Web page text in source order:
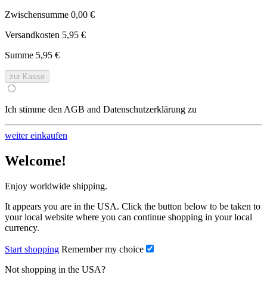
Zwischensumme 0,00 €
Versandkosten 5,95 €
Summe 5,95 €
zur Kasse
Ich stimme den AGB and Datenschutzerklärung zu
weiter einkaufen
Welcome!
Enjoy worldwide shipping.
It appears you are in the USA. Click the button below to be taken to
your local website where you can continue shopping in your local
currency.
Start shopping Remember my choice
Not shopping in the USA?